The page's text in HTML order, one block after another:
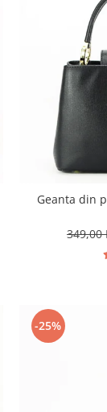
Geanta din
349,00
-25%